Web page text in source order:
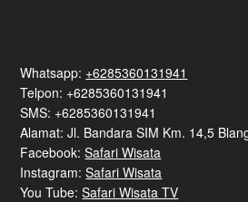
Whatsapp: +6285360131941
Telpon: +6285360131941
SMS: +6285360131941
Alamat: Jl. Bandara SIM Km. 14,5
Facebook:Safari Wisata
Instagram:Safari Wisata
You Tube:Safari Wisata TV